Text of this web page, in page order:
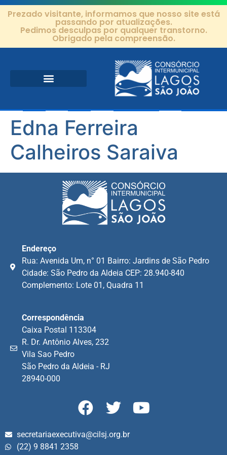
Prezado visitante, informamos que nosso site está
passando por atualizações.
Pedimos desculpas por qualquer transtorno.
Obrigado pela compreensão.
Edna Ferreira
Calheiros Saraiva
Endereço
Rua: Avenida Um, n° 01 Bairro: Jardins de São Pedro
Cidade: São Pedro da Aldeia CEP: 28.940-840
Complemento: Lote 01, Quadra 11
Correspondência
Caixa Postal 113304
R. Dr. Antônio Alves, 232
Vila Sao Pedro
São Pedro da Aldeia - RJ
28940-000
secretariaexecutiva@cilsj.org.br
(22) 9 8841 2358